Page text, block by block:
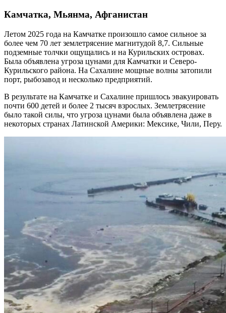
Камчатка, Мьянма, Афганистан
Летом 2025 года на Камчатке произошло самое сильное за
более чем 70 лет землетрясение магнитудой 8,7. Сильные
подземные толчки ощущались и на Курильских островах.
Была объявлена угроза цунами для Камчатки и Северо-
Курильского района. На Сахалине мощные волны затопили
порт, рыбозавод и несколько предприятий.
В результате на Камчатке и Сахалине пришлось эвакуировать
почти 600 детей и более 2 тысяч взрослых. Землетрясение
было такой силы, что угроза цунами была объявлена даже в
некоторых странах Латинской Америки: Мексике, Чили, Перу.